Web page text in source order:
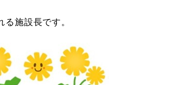
施設長です。